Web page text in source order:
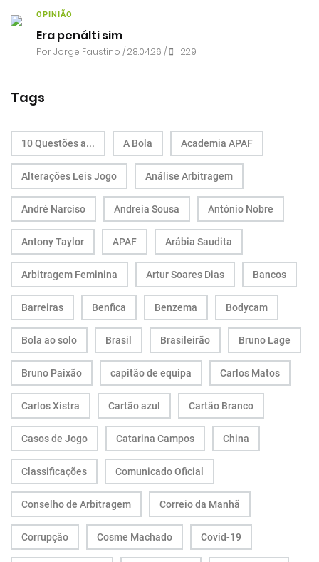
OPINIÃO
Era penálti sim
PorJorge Faustino / 28.04.26 / 229
Tags
10 Questões a... A Bola Academia APAF
Alterações Leis Jogo Análise Arbitragem
André Narciso Andreia Sousa António Nobre
Antony Taylor APAF Arábia Saudita
Arbitragem Feminina Artur Soares Dias Bancos
Barreiras Benfica Benzema Bodycam
Bola ao solo Brasil Brasileirão Bruno Lage
Bruno Paixão capitão de equipa Carlos Matos
Carlos Xistra Cartão azul Cartão Branco
Casos de Jogo Catarina Campos China
Classificações Comunicado Oficial
Conselho de Arbitragem Correio da Manhã
Corrupção Cosme Machado Covid-19